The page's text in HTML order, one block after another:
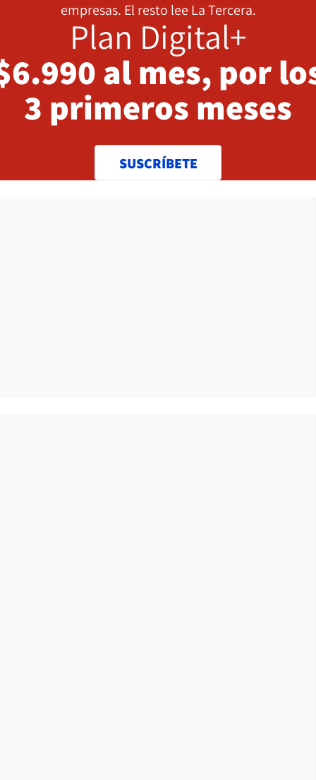
empresas. El resto lee La Tercera.
Plan Digital+
al mes, por
3 primeros meses
SUSCRÍBETE